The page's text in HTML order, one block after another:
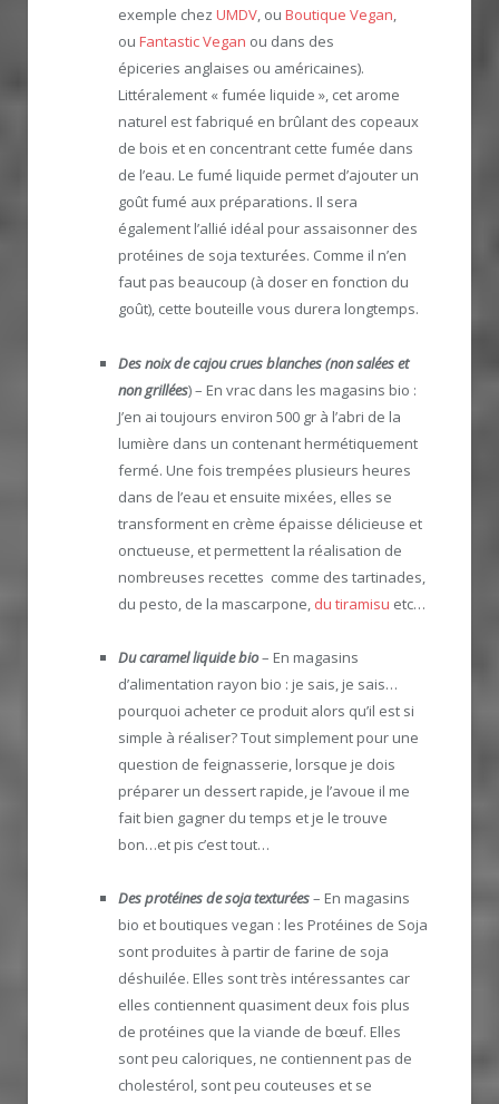
exemple chez UMDV, ou Boutique Vegan,
ou Fantastic Vegan ou dans des
épiceries anglaises ou américaines).
Littéralement « fumée liquide », cet arome
naturel est fabriqué en brûlant des copeaux
de bois et en concentrant cette fumée dans
de l’eau. Le fumé liquide permet d’ajouter un
goût fumé aux préparations. Il sera
également l’allié idéal pour assaisonner des
protéines de soja texturées. Comme il n’en
faut pas beaucoup (à doser en fonction du
goût), cette bouteille vous durera longtemps.
Des noix de cajou crues blanches (non salées et
non grillées) – En vrac dans les magasins bio :
J’en ai toujours environ 500 gr à l’abri de la
lumière dans un contenant hermétiquement
fermé. Une fois trempées plusieurs heures
dans de l’eau et ensuite mixées, elles se
transforment en crème épaisse délicieuse et
onctueuse, et permettent la réalisation de
nombreuses recettes comme des tartinades,
du pesto, de la mascarpone, du tiramisu etc…
Du caramel liquide bio– En magasins
d’alimentation rayon bio : je sais, je sais…
pourquoi acheter ce produit alors qu’il est si
simple à réaliser? Tout simplement pour une
question de feignasserie, lorsque je dois
préparer un dessert rapide, je l’avoue il me
fait bien gagner du temps et je le trouve
bon…et pis c’est tout…
Des protéines de soja texturées– En magasins
bio et boutiques vegan : les Protéines de Soja
sont produites à partir de farine de soja
déshuilée. Elles sont très intéressantes car
elles contiennent quasiment deux fois plus
de protéines que la viande de bœuf. Elles
sont peu caloriques, ne contiennent pas de
cholestérol, sont peu couteuses et se